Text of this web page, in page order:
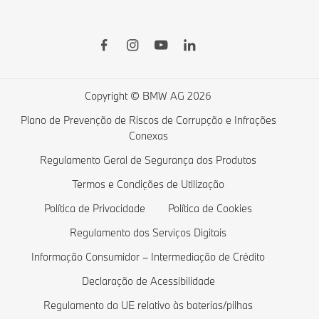
Campanhas Empresas
Comparar Veículos BMW
Loja de lifestyle BMW
Série BMW 2
Série BMW M
Custos de veículos elétricos
Veículos híbridos plug-in
Copyright © BMW AG 2026
Plano de Prevenção de Riscos de Corrupção e Infrações
Conexas
Regulamento Geral de Segurança dos Produtos
Termos e Condições de Utilização
Política de Privacidade
Política de Cookies
Regulamento dos Serviços Digitais
Informação Consumidor – Intermediação de Crédito
Declaração de Acessibilidade
Regulamento da UE relativo às baterias/pilhas